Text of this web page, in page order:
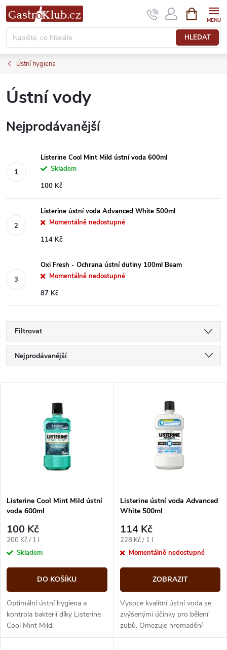
Přejít
na
obsah
HLEDAT
NÁKUPNÍ
KOŠÍK
Ústní hygiena
Ústní vody
Nejprodávanější
Listerine Cool Mint Mild ústní voda 600ml
Skladem
100 Kč
Listerine ústní voda Advanced White 500ml
Momentálně nedostupné
114 Kč
Oxi Fresh - Ochrana ústní dutiny 100ml Beam
Momentálně nedostupné
87 Kč
Filtrovat
Ř
a
p
r
o
d
u
k
Nejprodávanější
Abecedně
s
p
r
o
d
u
Listerine Cool Mint Mild ústní
voda 600ml
100 Kč
Měrná
cena:
200 Kč / 1 l
Skladem
DO KOŠÍKU
Optimální ústní hygiena a
kontrola bakterií díky Listerine
Cool Mint Mild.
Listerine ústní voda Advanced
White 500ml
114 Kč
Měrná
cena:
228 Kč / 1 l
Momentálně nedostupné
ZOBRAZIT
Vysoce kvalitní ústní voda se
zvýšenými účinky pro bělení
zubů. Omezuje hromadění
bakterií. Osvěžuje dech.